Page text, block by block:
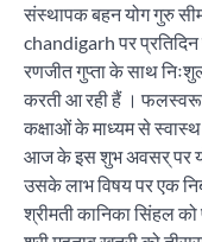
संस्थापक बहन योग गुरु
chandigarh पर
रणजीत गुप्ता के साथ
करती आ रही हैं ।
कक्षाओं के माध्यम से स्वास्थ
आज के इस शुभ अवसर् पर
उसके लाभ विषय पर एक
श्रीमती कानिका सिंहल